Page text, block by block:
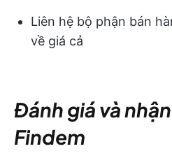
Liên hệ bộ phận bán
về giá cả
Đánh giá và
Findem